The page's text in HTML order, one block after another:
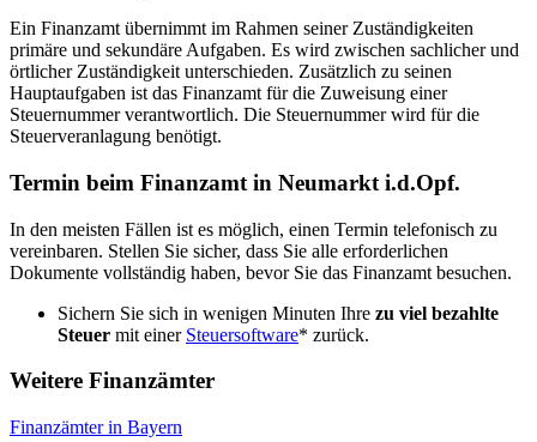
Ein Finanzamt übernimmt im Rahmen seiner Zuständigkeiten
primäre und sekundäre Aufgaben. Es wird zwischen sachlicher und
örtlicher Zuständigkeit unterschieden. Zusätzlich zu seinen
Hauptaufgaben ist das Finanzamt für die Zuweisung einer
Steuernummer verantwortlich. Die Steuernummer wird für die
Steuerveranlagung benötigt.
Termin beim Finanzamt in Neumarkt i.d.Opf.
In den meisten Fällen ist es möglich, einen Termin telefonisch zu
vereinbaren. Stellen Sie sicher, dass Sie alle erforderlichen
Dokumente vollständig haben, bevor Sie das Finanzamt besuchen.
Sichern Sie sich in wenigen Minuten Ihre zu viel bezahlte
Steuer mit einer Steuersoftware* zurück.
Weitere Finanzämter
Finanzämter in Bayern